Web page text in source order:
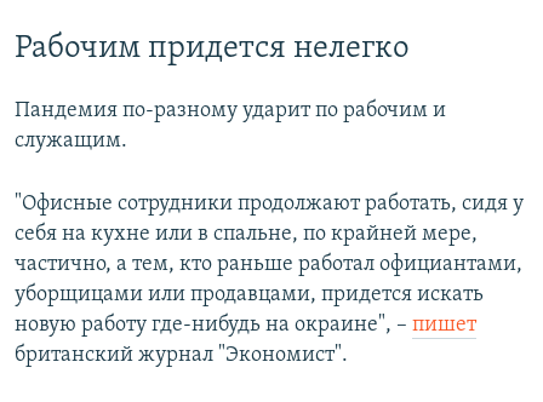
Рабочим придется нелегко
Пандемия по-разному ударит по рабочим и
служащим.
"Офисные сотрудники продолжают работать, сидя у
себя на кухне или в спальне, по крайней мере,
частично, а тем, кто раньше работал официантами,
уборщицами или продавцами, придется искать
новую работу где-нибудь на окраине", – пишет
британский журнал "Экономист".